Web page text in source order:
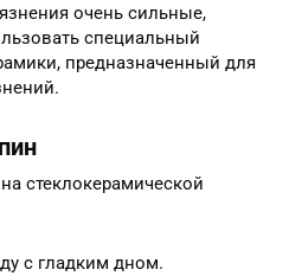
очень сильные,
специальный
предназначенный для
стеклокерамической
с гладким дном.